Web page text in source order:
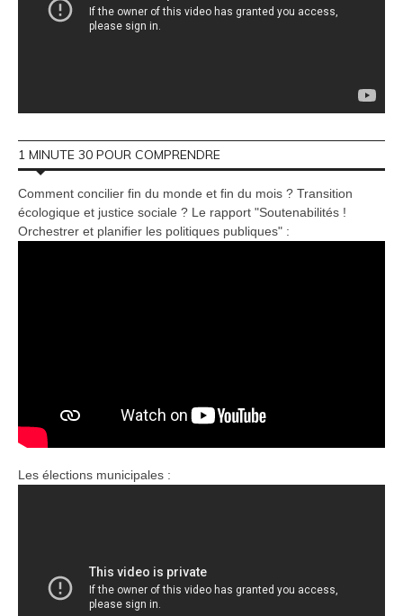
1 MINUTE 30 POUR COMPRENDRE
Comment concilier fin du monde et fin du mois ? Transition
écologique et justice sociale ? Le rapport "Soutenabilités !
Orchestrer et planifier les politiques publiques" :
Les élections municipales :